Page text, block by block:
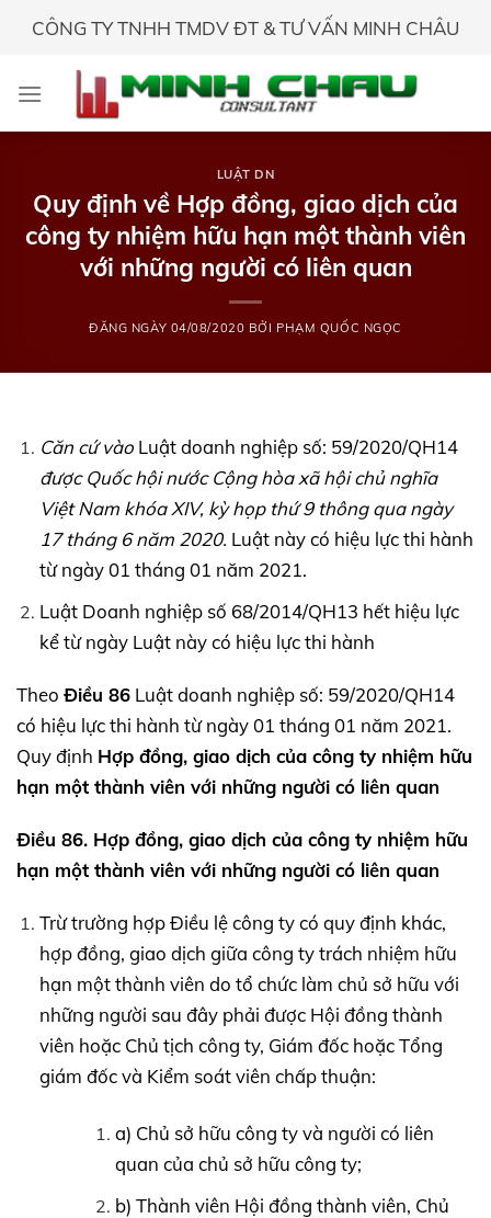
CÔNG TY TNHH TMDV ĐT & TƯ VẤN MINH CHÂU
LUẬT DN
Quy định về Hợp đồng, giao dịch của
công ty nhiệm hữu hạn một thành viên
với những người có liên quan
ĐĂNG NGÀY 04/08/2020 BỞI PHẠM QUỐC NGỌC
Căn cứ vào Luật doanh nghiệp số: 59/2020/QH14
được Quốc hội nước Cộng hòa xã hội chủ nghĩa
Việt Nam khóaXIV, kỳ họp thứ 9 thông qua ngày
17 tháng 6 năm 2020.Luật này có hiệu lực thi hành
từ ngày 01 tháng 01 năm 2021.
Luật Doanh nghiệp số 68/2014/QH13 hết hiệu lực
kể từ ngày Luật này có hiệu lực thi hành
Theo Điều 86 Luật doanh nghiệp số: 59/2020/QH14
có hiệu lực thi hành từ ngày 01 tháng 01 năm 2021.
Quy định Hợp đồng, giao dịch của công ty nhiệm hữu
hạn một thành viên với những người có liên quan
Điều 86. Hợp đồng, giao dịch của công ty nhiệm hữu
hạn một thành viên với những người có liên quan
Trừ trường hợp Điều lệ công ty có quy định khác,
hợp đồng, giao dịch giữa công ty trách nhiệm hữu
hạn một thành viên do tổ chức làm chủ sở hữu với
những người sau đây phải được Hội đồng thành
viên hoặc Chủ tịch công ty, Giám đốc hoặc Tổng
giám đốc và Kiểm soát viên chấp thuận:
a) Chủ sở hữu công ty và người có liên
quan của chủ sở hữu công ty;
b) Thành viên Hội đồng thành viên, Chủ